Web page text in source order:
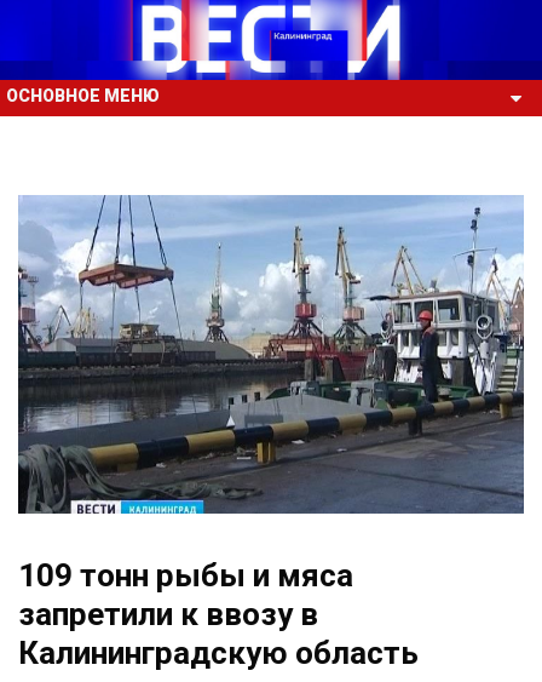
ОСНОВНОЕ МЕНЮ
109 тонн рыбы и мяса
запретили к ввозу в
Калининградскую область